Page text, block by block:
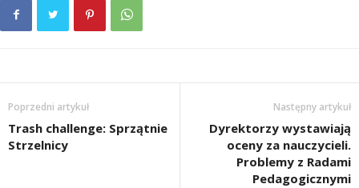
Poprzedni artykuł
Trash challenge: Sprzątnie
Strzelnicy
Następny artykuł
Dyrektorzy wystawiają
oceny za nauczycieli.
Problemy z Radami
Pedagogicznymi